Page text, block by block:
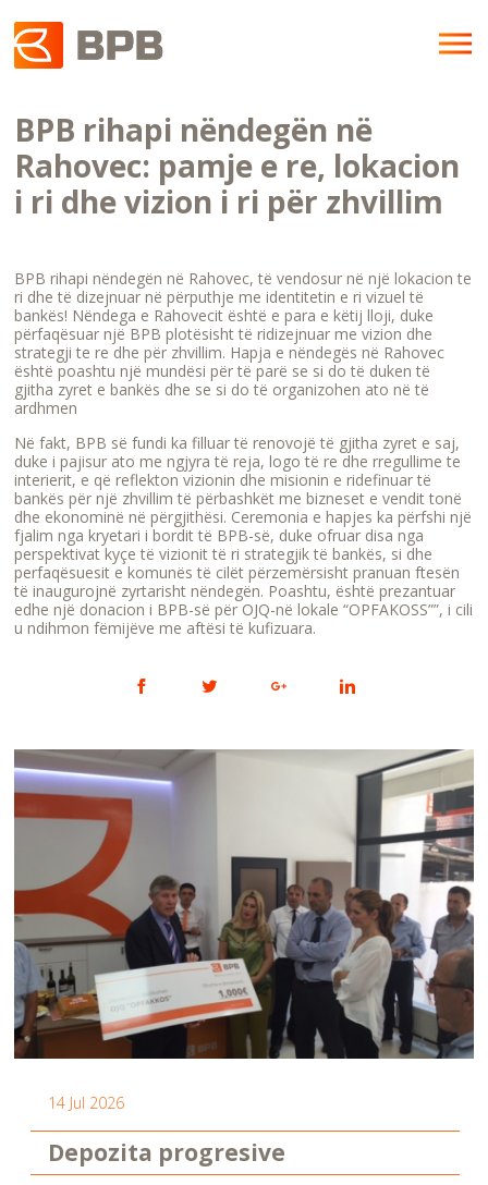
BPB rihapi nëndegën në
Rahovec: pamje e re, lokacion
i ri dhe vizion i ri për zhvillim
BPB rihapi nëndegën në Rahovec, të vendosur në një lokacion te
ri dhe të dizejnuar në përputhje me identitetin e ri vizuel të
bankës! Nëndega e Rahovecit është e para e këtij lloji, duke
përfaqësuar një BPB plotësisht të ridizejnuar me vizion dhe
strategji te re dhe për zhvillim. Hapja e nëndegës në Rahovec
është poashtu një mundësi për të parë se si do të duken të
gjitha zyret e bankës dhe se si do të organizohen ato në të
ardhmen
Në fakt, BPB së fundi ka filluar të renovojë të gjitha zyret e saj,
duke i pajisur ato me ngjyra të reja, logo të re dhe rregullime te
interierit, e që reflekton vizionin dhe misionin e ridefinuar të
bankës për një zhvillim të përbashkët me bizneset e vendit tonë
dhe ekonominë në përgjithësi. Ceremonia e hapjes ka përfshi një
fjalim nga kryetari i bordit të BPB-së, duke ofruar disa nga
perspektivat kyçe të vizionit të ri strategjik të bankës, si dhe
perfaqësuesit e komunës të cilët përzemërsisht pranuan ftesën
të inaugurojnë zyrtarisht nëndegën. Poashtu, është prezantuar
edhe një donacion i BPB-së për OJQ-në lokale “OPFAKOSS””, i cili
u ndihmon fëmijëve me aftësi të kufizuara.
14 Jul 2026
Depozita progresive